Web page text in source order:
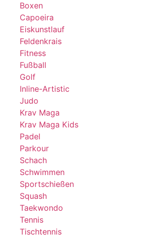
Boxen
Capoeira
Eiskunstlauf
Feldenkrais
Fitness
Fußball
Golf
Inline-Artistic
Judo
Krav Maga
Krav Maga Kids
Padel
Parkour
Schach
Schwimmen
Sportschießen
Squash
Taekwondo
Tennis
Tischtennis